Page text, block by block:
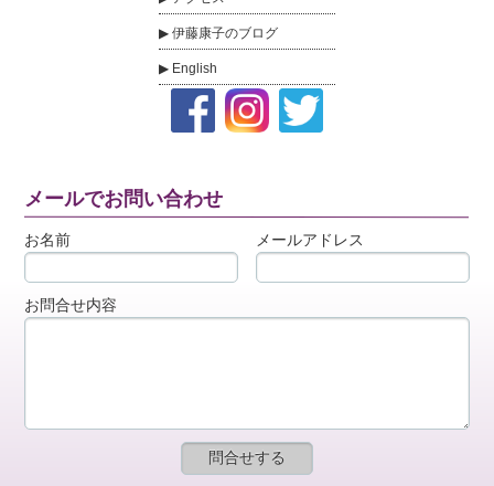
伊藤康子のブログ
English
メールでお問い合わせ
お名前 メールアドレス
お問合せ内容